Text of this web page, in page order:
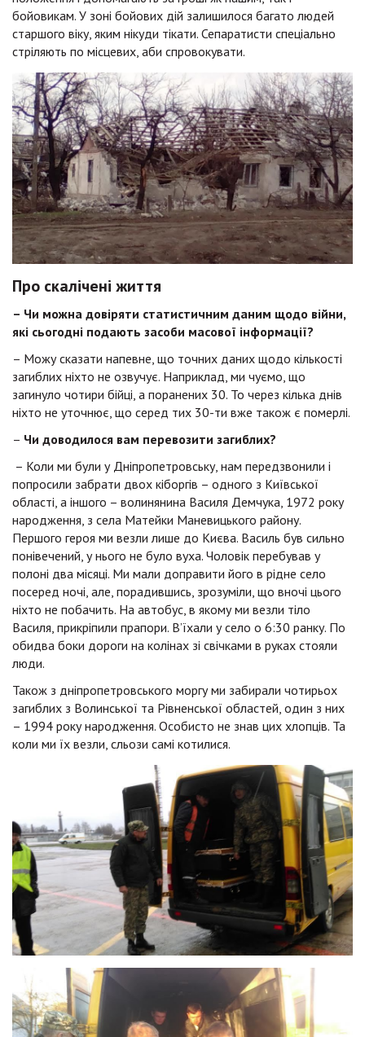
бойовикам. У зоні бойових дій залишилося багато людей
старшого віку, яким нікуди тікати. Сепаратисти спеціально
стріляють по місцевих, аби спровокувати.
Про скалічені життя
– Чи можна довіряти статистичним даним щодо війни,
які сьогодні подають засоби масової інформації?
– Можу сказати напевне, що точних даних щодо кількості
загиблих ніхто не озвучує. Наприклад, ми чуємо, що
загинуло чотири бійці, а поранених 30. То через кілька днів
ніхто не уточнює, що серед тих 30-ти вже також є померлі.
– Чи доводилося вам перевозити загиблих?
– Коли ми були у Дніпропетровську, нам передзвонили і
попросили забрати двох кіборгів – одного з Київської
області, а іншого – волинянина Василя Демчука, 1972 року
народження, з села Матейки Маневицького району.
Першого героя ми везли лише до Києва. Василь був сильно
понівечений, у нього не було вуха. Чоловік перебував у
полоні два місяці. Ми мали доправити його в рідне село
посеред ночі, але, порадившись, зрозуміли, що вночі цього
ніхто не побачить. На автобус, в якому ми везли тіло
Василя, прикріпили прапори. В’їхали у село о 6:30 ранку. По
обидва боки дороги на колінах зі свічками в руках стояли
люди.
Також з дніпропетровського моргу ми забирали чотирьох
загиблих з Волинської та Рівненської областей, один з них
– 1994 року народження. Особисто не знав цих хлопців. Та
коли ми їх везли, сльози самі котилися.